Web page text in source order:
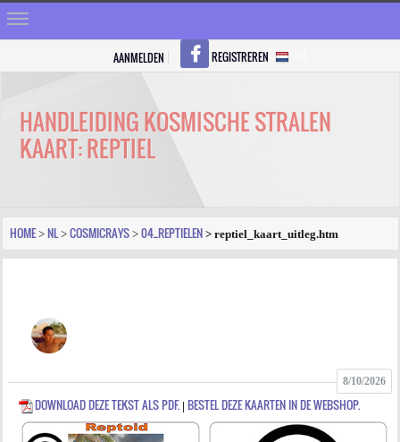
REGISTREREN
VRAGEN
FOTO
AGENDA
AANMELDEN REGISTREREN
HANDLEIDING KOSMISCHE STRALEN
KAART: REPTIEL
HOME > NL > COSMICRAYS > 04_REPTIELEN > reptiel_kaart_uitleg.htm
8/10/2026
DOWNLOAD DEZE TEKST ALS PDF. | BESTEL DEZE KAARTEN IN DE WEBSHOP.